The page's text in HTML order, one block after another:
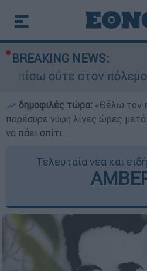
BREAKING NEWS:
πόλεμο ούτε στις
δημοφιλές τώρα: «Θέλω τον
παρέσυρε νύφη λίγες ώρες
να πάει σπίτι...
Τελευταία νέα και